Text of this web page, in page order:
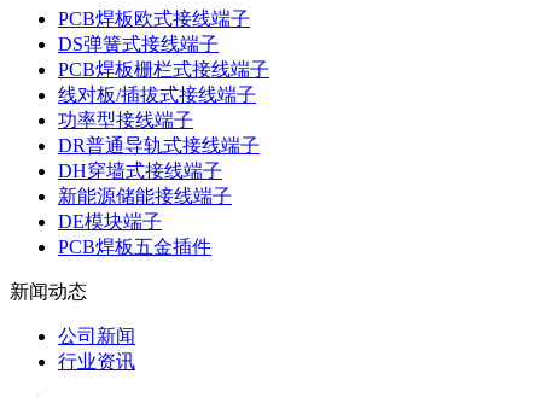
PCB焊板欧式接线端子
DS弹簧式接线端子
PCB焊板栅栏式接线端子
线对板/插拔式接线端子
功率型接线端子
DR普通导轨式接线端子
DH穿墙式接线端子
新能源储能接线端子
DE模块端子
PCB焊板五金插件
新闻动态
公司新闻
行业资讯